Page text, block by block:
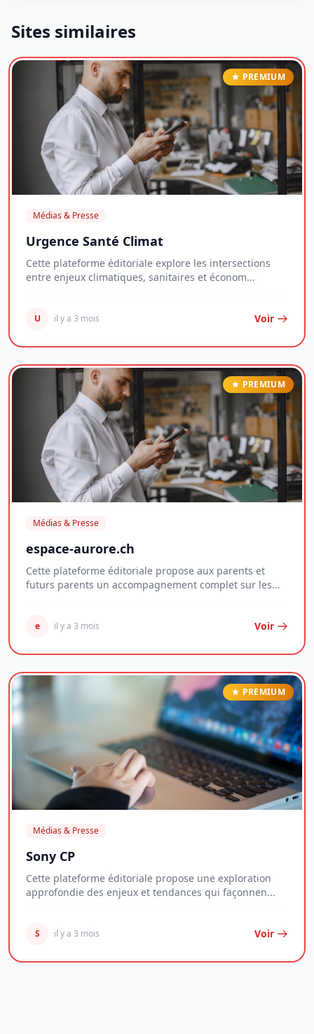
Sites similaires
PREMIUM
Médias & Presse
Urgence Santé Climat
Cette plateforme éditoriale explore les intersections
entre enjeux climatiques, sanitaires et économ...
U il y a 3 mois Voir
PREMIUM
Médias & Presse
espace-aurore.ch
Cette plateforme éditoriale propose aux parents et
futurs parents un accompagnement complet sur les...
e il y a 3 mois Voir
PREMIUM
Médias & Presse
Sony CP
Cette plateforme éditoriale propose une exploration
approfondie des enjeux et tendances qui façonnen...
S il y a 3 mois Voir